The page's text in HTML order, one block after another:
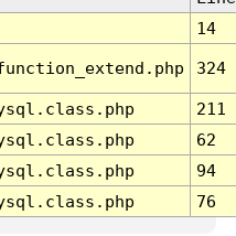
14
324
211
62
94
76